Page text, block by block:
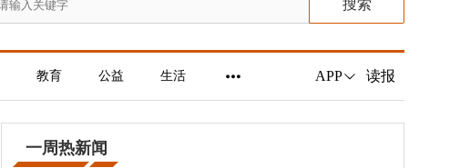
搜索
教育 公益 生活 APP 读报
一周热新闻